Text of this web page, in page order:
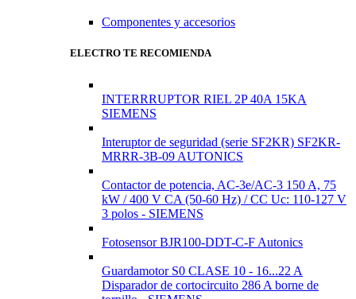
Componentes y accesorios
ELECTRO TE RECOMIENDA
INTERRRUPTOR RIEL 2P 40A 15KA
SIEMENS
Interuptor de seguridad (serie SF2KR) SF2KR-
MRRR-3B-09 AUTONICS
Contactor de potencia, AC-3e/AC-3 150 A, 75
kW / 400 V CA (50-60 Hz) / CC Uc: 110-127 V
3 polos - SIEMENS
Fotosensor BJR100-DDT-C-F Autonics
Guardamotor S0 CLASE 10 - 16...22 A
Disparador de cortocircuito 286 A borne de